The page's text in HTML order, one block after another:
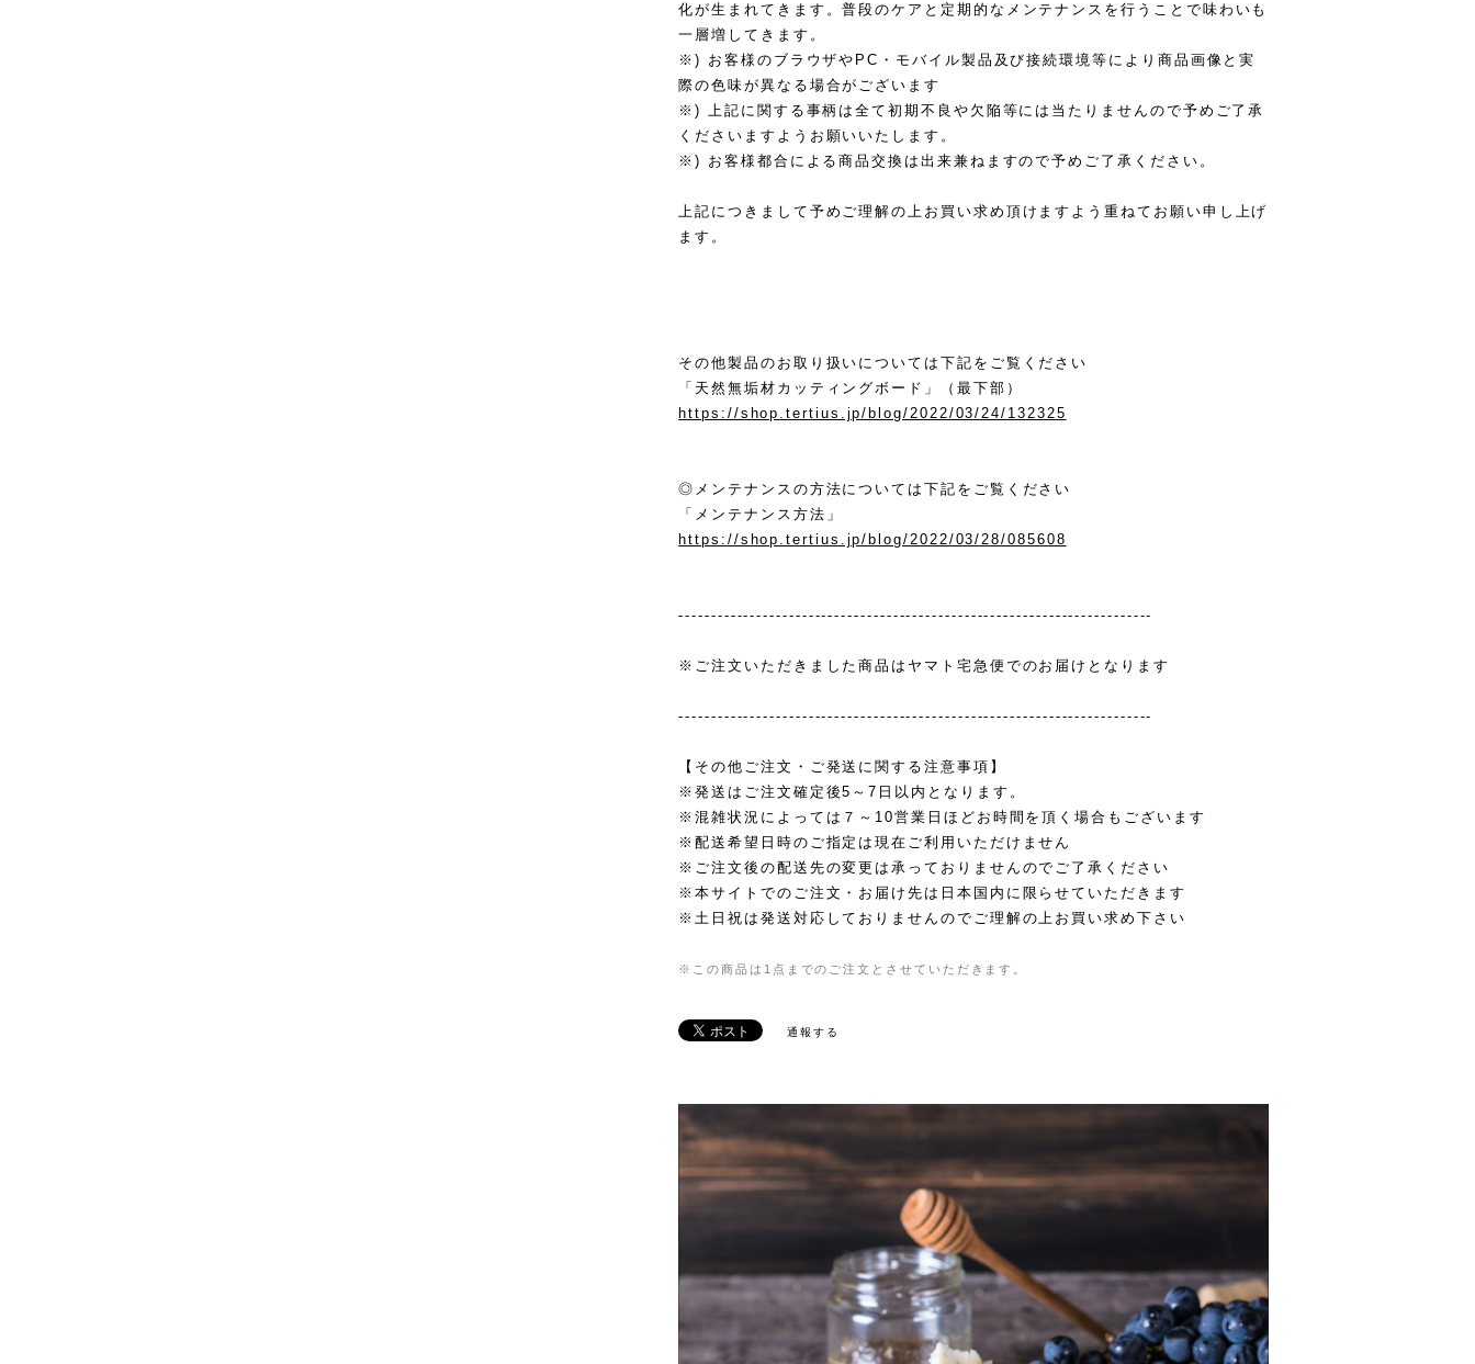
化が生まれてきます。普段のケアと定期的なメンテナンスを行うことで味わいも
一層増してきます。
※) お客様のブラウザやPC・モバイル製品及び接続環境等により商品画像と実
際の色味が異なる場合がございます
※) 上記に関する事柄は全て初期不良や欠陥等には当たりませんので予めご了承
くださいますようお願いいたします。
※) お客様都合による商品交換は出来兼ねますので予めご了承ください。
上記につきまして予めご理解の上お買い求め頂けますよう重ねてお願い申し上げ
ます。
その他製品のお取り扱いについては下記をご覧ください
「天然無垢材カッティングボード」（最下部）
https://shop.tertius.jp/blog/2022/03/24/132325
◎メンテナンスの方法については下記をご覧ください
「メンテナンス方法」
https://shop.tertius.jp/blog/2022/03/28/085608
-------------------------------------------------------------------------
※ご注文いただきました商品はヤマト宅急便でのお届けとなります
-------------------------------------------------------------------------
【その他ご注文・ご発送に関する注意事項】
※発送はご注文確定後5～7日以内となります。
※混雑状況によっては７～10営業日ほどお時間を頂く場合もございます
※配送希望日時のご指定は現在ご利用いただけません
※ご注文後の配送先の変更は承っておりませんのでご了承ください
※本サイトでのご注文・お届け先は日本国内に限らせていただきます
※土日祝は発送対応しておりませんのでご理解の上お買い求め下さい
※この商品は1点までのご注文とさせていただきます。
通報する